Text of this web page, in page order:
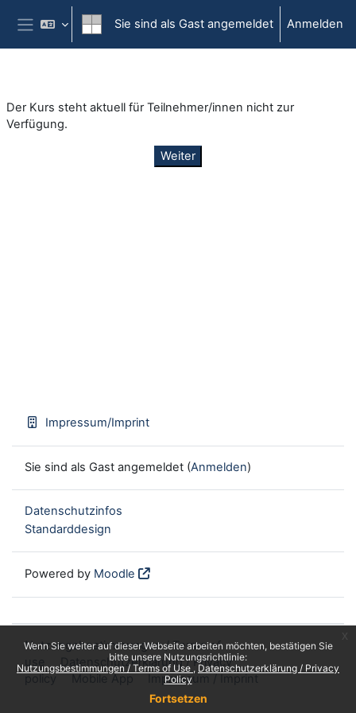
Zum Hauptinhalt
Wenn Sie weiter auf dieser Webseite arbeiten möchten, bestätigen Sie
bitte unsere Nutzungsrichtlinie:
Nutzungsbestimmungen / Terms of Use
Datenschutzerklärung / Privacy
Policy
Fortsetzen
Website-Übersicht
Sie sind als Gast angemeldet Anmelden
Der Kurs steht aktuell für Teilnehmer/innen nicht zur
Verfügung.
Weiter
Impressum/Imprint
Sie sind als Gast angemeldet (Anmelden)
Datenschutzinfos
Standarddesign
Powered by Moodle
Nutzungsbestimmungen / Terms of
use
Datenschutzerklärung / Privacy
policy
Mobile App Impressum / Imprint